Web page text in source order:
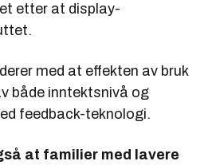
etter at display-
med at effekten av bruk
både inntektsnivå og
feedback-teknologi.
at familier med lavere